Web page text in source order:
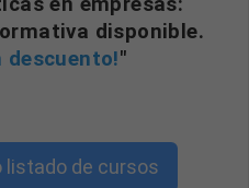
disponible.
descuento!"
de cursos